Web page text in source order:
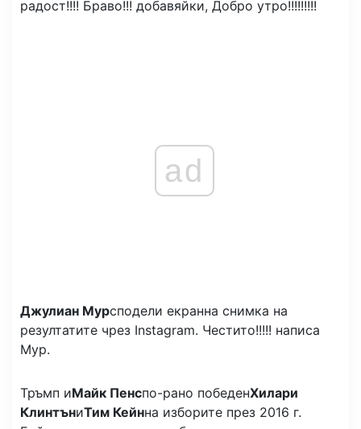
радост!!!! Браво!!! добавяйки, Добро утро!!!!!!!!!
ad
Джулиан Мурсподели екранна снимка на
резултатите чрез Instagram. Честито!!!!! написа
Мур.
Тръмп иМайк Пенспо-рано победенХилари
КлинтъниТим Кейнна изборите през 2016 г.